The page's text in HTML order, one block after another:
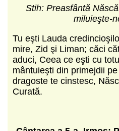
Stih: Preasfântă
miluieşte-
Tu eşti Lauda
mire, Zid şi Liman; căci
aduci, Ceea ce eşti cu
mântuieşti din primejdii
dragoste te cinstesc,
Curată.